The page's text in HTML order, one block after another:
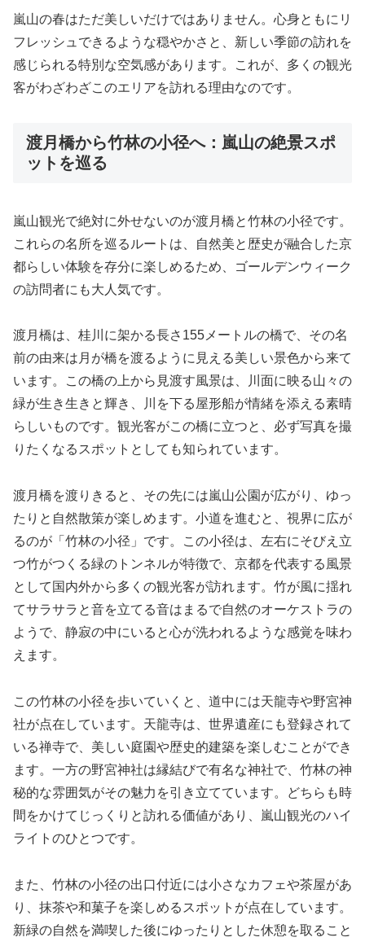
嵐山の春はただ美しいだけではありません。心身ともにリ
フレッシュできるような穏やかさと、新しい季節の訪れを
感じられる特別な空気感があります。これが、多くの観光
客がわざわざこのエリアを訪れる理由なのです。
渡月橋から竹林の小径へ：嵐山の絶景スポ
ットを巡る
嵐山観光で絶対に外せないのが渡月橋と竹林の小径です。
これらの名所を巡るルートは、自然美と歴史が融合した京
都らしい体験を存分に楽しめるため、ゴールデンウィーク
の訪問者にも大人気です。
渡月橋は、桂川に架かる長さ155メートルの橋で、その名
前の由来は月が橋を渡るように見える美しい景色から来て
います。この橋の上から見渡す風景は、川面に映る山々の
緑が生き生きと輝き、川を下る屋形船が情緒を添える素晴
らしいものです。観光客がこの橋に立つと、必ず写真を撮
りたくなるスポットとしても知られています。
渡月橋を渡りきると、その先には嵐山公園が広がり、ゆっ
たりと自然散策が楽しめます。小道を進むと、視界に広が
るのが「竹林の小径」です。この小径は、左右にそびえ立
つ竹がつくる緑のトンネルが特徴で、京都を代表する風景
として国内外から多くの観光客が訪れます。竹が風に揺れ
てサラサラと音を立てる音はまるで自然のオーケストラの
ようで、静寂の中にいると心が洗われるような感覚を味わ
えます。
この竹林の小径を歩いていくと、道中には天龍寺や野宮神
社が点在しています。天龍寺は、世界遺産にも登録されて
いる禅寺で、美しい庭園や歴史的建築を楽しむことができ
ます。一方の野宮神社は縁結びで有名な神社で、竹林の神
秘的な雰囲気がその魅力を引き立てています。どちらも時
間をかけてじっくりと訪れる価値があり、嵐山観光のハイ
ライトのひとつです。
また、竹林の小径の出口付近には小さなカフェや茶屋があ
り、抹茶や和菓子を楽しめるスポットが点在しています。
新緑の自然を満喫した後にゆったりとした休憩を取ること